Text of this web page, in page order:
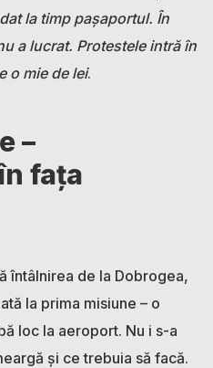
la timp pașaportul. În
a lucrat. Protestele intră în
o mie de lei.
–
fața
întâlnirea de la Dobrogea,
la prima misiune – o
loc la aeroport. Nu i s-a
și ce trebuia să facă.